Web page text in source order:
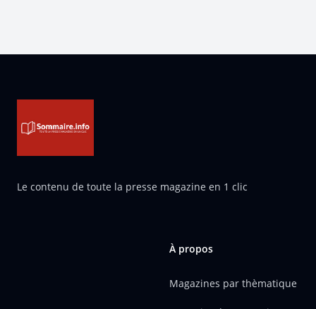
Le contenu de toute la presse magazine en 1 clic
À propos
Magazines par thèmatique